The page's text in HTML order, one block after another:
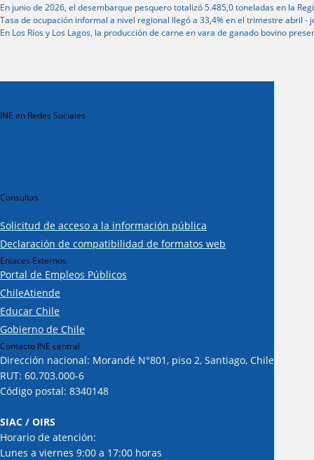
En junio de 2026, el desembarque pesquero totalizó 5.485,0 toneladas en la
Tasa de ocupación informal a nivel regional llegó a 33,4% en el trimestre abril -
En Los Ríos y Los Lagos, la producción de carne en vara de ganado bovino
INE en Redes Sociales
Consultas
Solicitud de acceso a la información pública
Declaración de compatibilidad de formatos web
Enlaces Externos
Portal de Empleos Públicos
ChileAtiende
Educar Chile
Gobierno de Chile
Contacto INE central
Dirección nacional: Morandé N°801, piso 2, Santiago, Chile
RUT: 60.703.000-6
Código postal: 8340148
SIAC / OIRS
Horario de atención:
Lunes a viernes 9:00 a 17:00 horas